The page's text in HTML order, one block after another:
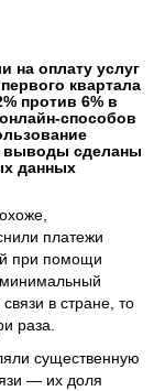
на оплату услуг
квартала
против 6% в
способов
выводы сделаны
данных
платежи
при помощи
минимальный
в стране, то
раза.
существенную
— их доля